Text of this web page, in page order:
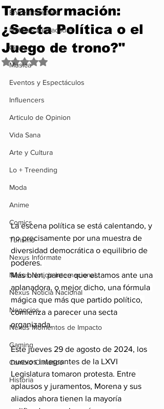
Entretenimiento
Noticias Destacadas
Cine
Musica
Eventos y Espectáculos
Influencers
Articulo de Opinion
Vida Sana
Arte y Cultura
Lo + Treending
Moda
Anime
Comics
Turismo
Nexus Infórmate
Nexus Noticia Internacional
Nexus Noticia Nacional
Negocios
Nexus Momentos de Impacto
Gaming
Cambio Climatico
Historia
Transformación:
¿Secta Política o el
Juego de trono?"
Obtuvo NaN de 5 estrellas.
La escena política se está calentando, y
no precisamente por una muestra de
diversidad democrática o equilibrio de
poderes.
Más bien, parece que estamos ante una
aplanadora, o mejor dicho, una fórmula
mágica que más que partido político,
comienza a parecer una secta
organizada.
Este jueves 29 de agosto de 2024, los
nuevos integrantes de la LXVI
Legislatura tomaron protesta. Entre
aplausos y juramentos, Morena y sus
aliados ahora tienen la mayoría